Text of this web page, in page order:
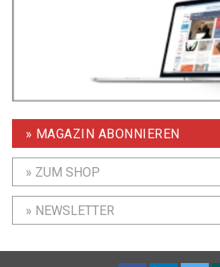
» MAGAZIN ABONNIEREN
» ZUM SHOP
» NEWSLETTER